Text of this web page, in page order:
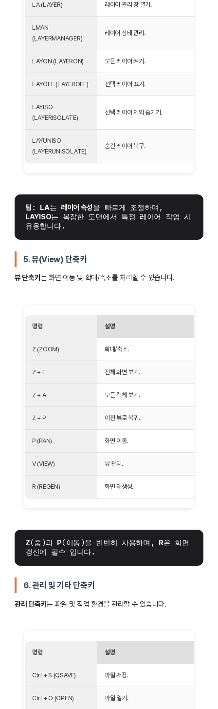
LA (LAYER) 레이어 관리 창 열기.
LMAN
(LAYERMANAGER)
레이어 상태 관리.
LAYON (LAYERON) 모든 레이어 켜기.
LAYOFF (LAYEROFF) 선택 레이어 끄기.
LAYISO
(LAYERISOLATE)
선택 레이어 제외 숨기기.
LAYUNISO
(LAYERUNISOLATE)
숨긴 레이어 복구.
팁 : LA는 레이어 속성
LAYISO는 복잡한 도면에서 특정 레이어 작업 시
유용합니다.
5. 뷰(View) 단축키
뷰 단축키 는 화면 이동 및 확대/축소를 처리할 수 있습니다.
명령 설명
Z (ZOOM) 확대/축소.
Z + E 전체 화면 보기.
Z + A 모든 객체 보기.
Z + P 이전 뷰로 복귀.
P (PAN) 화면 이동.
V (VIEW) 뷰 관리.
R (REGEN) 화면 재생성.
Z(줌)과 P(이동)을 빈번히 사용하며, R은 화면
갱신에 필수 입니다.
6. 관리 및 기타 단축키
관리 단축키는 파일 및 작업 환경을 관리할 수 있습니다.
명령 설명
Ctrl + S (QSAVE) 파일 저장.
Ctrl + O (OPEN) 파일 열기.